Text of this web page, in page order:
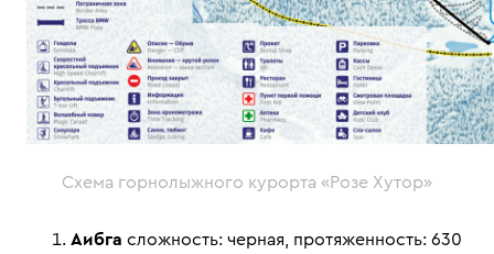
Схема горнолыжного курорта «Розе Хутор»
Аибга сложность: черная, протяженность: 630